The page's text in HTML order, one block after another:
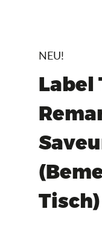
NEU!
Label
Tisch)